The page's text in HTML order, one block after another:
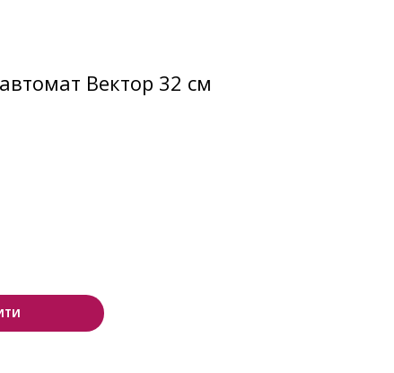
Вектор 32 см